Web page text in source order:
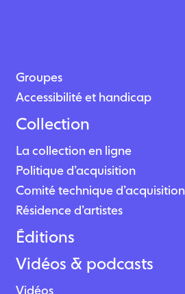
Groupes
Accessibilité et handicap
Collection
La collection en ligne
Politique d’acquisition
Comité technique d’acquisition
Résidence d’artistes
Éditions
Vidéos & podcasts
Vidéos